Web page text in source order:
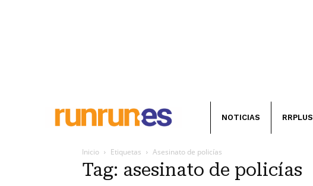
NOTICIAS RRPLUS
Inicio Etiquetas Asesinato de policías
Tag: asesinato de policías